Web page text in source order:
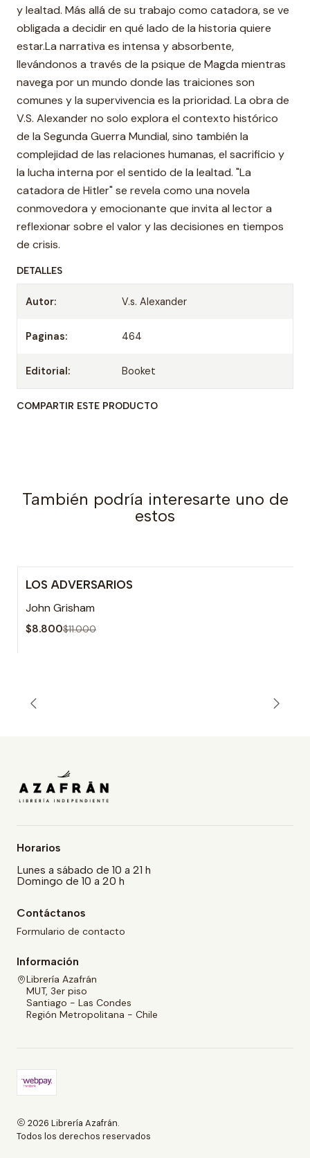
y lealtad. Más allá de su trabajo como catadora, se ve
obligada a decidir en qué lado de la historia quiere
estar.La narrativa es intensa y absorbente,
llevándonos a través de la psique de Magda mientras
navega por un mundo donde las traiciones son
comunes y la supervivencia es la prioridad. La obra de
V.S. Alexander no solo explora el contexto histórico
de la Segunda Guerra Mundial, sino también la
complejidad de las relaciones humanas, el sacrificio y
la lucha interna por el sentido de la lealtad. "La
catadora de Hitler" se revela como una novela
conmovedora y emocionante que invita al lector a
reflexionar sobre el valor y las decisiones en tiempos
de crisis.
DETALLES
Autor: V.s. Alexander
Paginas: 464
Editorial: Booket
COMPARTIR ESTE PRODUCTO
También podría interesarte uno de
estos
-20% OFF
Agotado
LOS ADVERSARIOS
John Grisham
$8.800$11.000
Horarios
Lunes a sábado de 10 a 21 h
Domingo de 10 a 20 h
Contáctanos
Formulario de contacto
Información
Librería Azafrán
MUT, 3er piso
Santiago - Las Condes
Región Metropolitana - Chile
2026 Librería Azafrán.
Todos los derechos reservados